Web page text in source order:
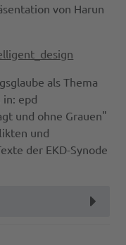
von Harun
als Thema
epd
und ohne Grauen"
und
der EKD-Synode